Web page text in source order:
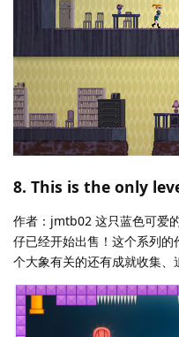
8. This is the only
作者：jmtb02 这只蓝色可爱
仔已经开始出售！这个系列
个大象有关的还有成就收集、